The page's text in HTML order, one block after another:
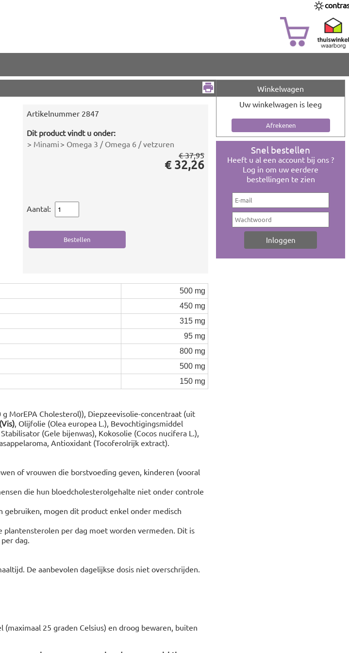
Artikelnummer 2847
Dit product vindt u onder:
> Minami > Omega 3 / Omega 6 / vetzuren
€ 37,95
€ 32,26
Aantal:
500 mg
450 mg
315 mg
95 mg
800 mg
500 mg
150 mg
MorEPA Cholesterol)), Diepzeevisolie-concentraat (uit
(Vis), Olijfolie (Olea europea L.), Bevochtigingsmiddel
(Gele bijenwas), Kokosolie (Cocos nucifera L.),
Antioxidant (Tocoferolrijk extract).
of vrouwen die borstvoeding geven, kinderen (vooral
die hun bloedcholesterolgehalte niet onder controle
mogen dit product enkel onder medisch
plantensterolen per dag moet worden vermeden. Dit is
dag.
De aanbevolen dagelijkse dosis niet overschrijden.
25 graden Celsius) en droog bewaren, buiten
Winkelwagen
Uw winkelwagen is leeg
Snel bestellen
Heeft u al een account bij ons ?
Log in om uw eerdere
bestellingen te zien